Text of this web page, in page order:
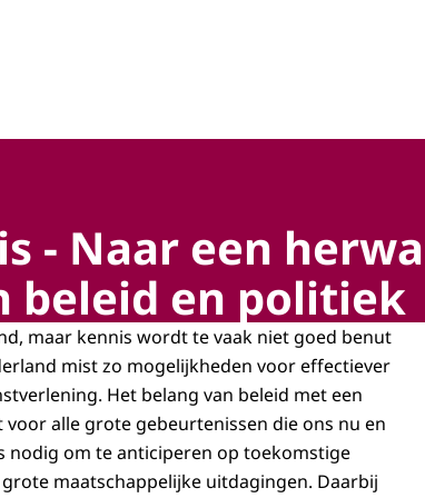
en innovatie
- Naar een
beleid en politiek
maar kennis wordt te vaak niet goed benut
mist zo mogelijkheden voor effectiever
Het belang van beleid met een
alle grote gebeurtenissen die ons nu en
nodig om te anticiperen op toekomstige
maatschappelijke uitdagingen. Daarbij